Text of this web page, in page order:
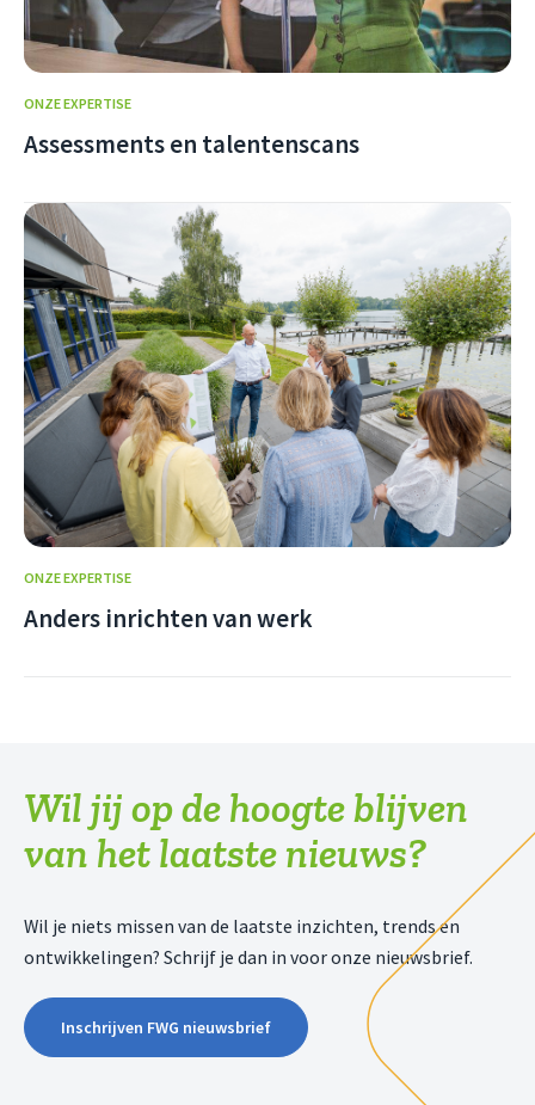
ONZE EXPERTISE
Assessments en talentenscans
ONZE EXPERTISE
Anders inrichten van werk
Wil jij op de hoogte blijven
van het laatste nieuws?
Wil je niets missen van de laatste inzichten, trends en
ontwikkelingen? Schrijf je dan in voor onze nieuwsbrief.
Inschrijven FWG nieuwsbrief